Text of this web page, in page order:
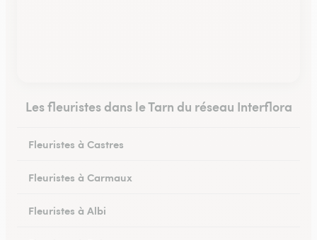
Les fleuristes dans le Tarn du réseau Interflora
Fleuristes à Castres
Fleuristes à Carmaux
Fleuristes à Albi